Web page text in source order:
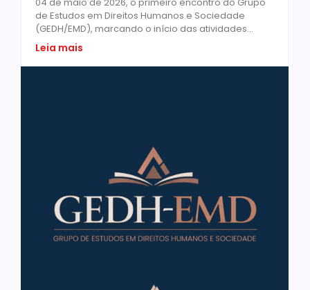
de Estudos em Direitos Humanos e Sociedade
(GEDH/EMD), marcando o início das atividades...
Leia mais